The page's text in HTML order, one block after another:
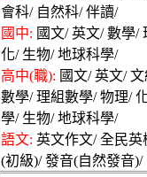
會科/ 自然科/ 伴讀/
國中: 國文/ 英文/ 數學/
化/ 生物/ 地球科學/
高中(職): 國文/ 英文/
數學/ 理組數學/ 物理/
學/ 生物/ 地球科學/
語文: 英文作文/ 全民英
(初級)/ 發音(自然發音)/